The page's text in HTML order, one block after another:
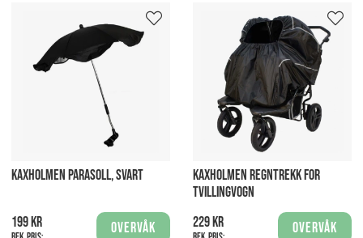
KAXHOLMEN PARASOLL, SVART
199 kr Overvåk
KAXHOLMEN REGNTREKK FOR
TVILLINGVOGN
229 kr
Overvåk